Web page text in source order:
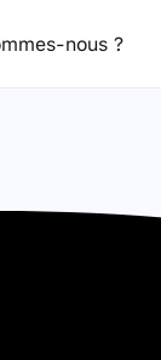
nous ?